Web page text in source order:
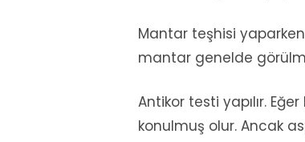
Mantar teşhisi yaparken
mantar genelde
Antikor testi yapılır.
konulmuş olur. Ancak